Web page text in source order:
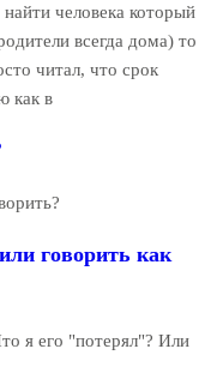
человека который
всегда дома) то
читал, что срок
как в
говорить как
я его "потерял"? Или